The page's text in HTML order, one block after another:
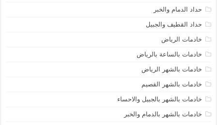
حداد الدمام والخبر
حداد القطيف والجبيل
خادمات الرياض
خادمات بالساعة بالرياض
خادمات بالشهر الرياض
خادمات بالشهر القصيم
خادمات بالشهر بالجبيل والاحساء
خادمات بالشهر بالدمام والخبر